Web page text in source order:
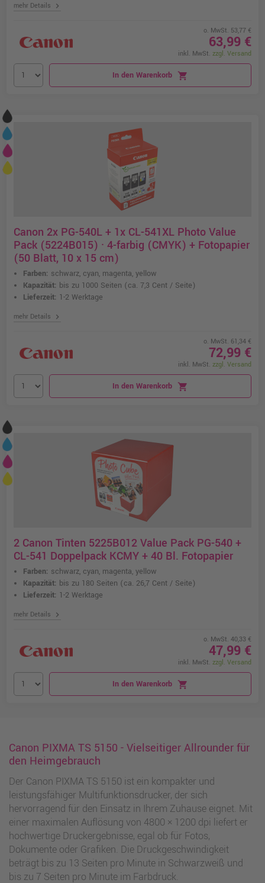
mehr Details chevron_right
o. MwSt. 53,77 €
63,99 €
inkl. MwSt. zzgl. Versand
In den Warenkorb shopping_cart
Canon 2x PG-540L + 1x CL-541XL Photo Value
Pack (5224B015) · 4-farbig (CMYK) + Fotopapier
(50 Blatt, 10 x 15 cm)
Farben: schwarz, cyan, magenta, yellow
Kapazität: bis zu 1000 Seiten (ca. 7,3 Cent / Seite)
Lieferzeit: 1-2 Werktage
mehr Details chevron_right
o. MwSt. 61,34 €
72,99 €
inkl. MwSt. zzgl. Versand
In den Warenkorb shopping_cart
2 Canon Tinten 5225B012 Value Pack PG-540 +
CL-541 Doppelpack KCMY + 40 Bl. Fotopapier
Farben: schwarz, cyan, magenta, yellow
Kapazität: bis zu 180 Seiten (ca. 26,7 Cent / Seite)
Lieferzeit: 1-2 Werktage
mehr Details chevron_right
o. MwSt. 40,33 €
47,99 €
inkl. MwSt. zzgl. Versand
In den Warenkorb shopping_cart
Canon PIXMA TS 5150 - Vielseitiger Allrounder für
den Heimgebrauch
Der Canon PIXMA TS 5150 ist ein kompakter und
leistungsfähiger Multifunktionsdrucker, der sich
hervorragend für den Einsatz in Ihrem Zuhause eignet. Mit
einer maximalen Auflösung von 4800 × 1200 dpi liefert er
hochwertige Druckergebnisse, egal ob für Fotos,
Dokumente oder Grafiken. Die Druckgeschwindigkeit
beträgt bis zu 13 Seiten pro Minute in Schwarzweiß und
bis zu 7 Seiten pro Minute im Farbdruck.